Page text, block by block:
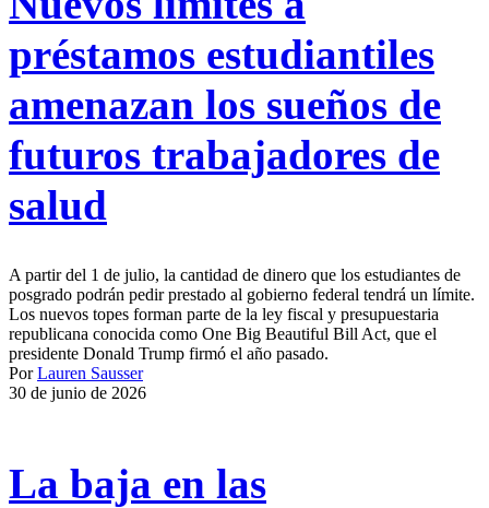
préstamos estudiantiles
amenazan los sueños de
futuros trabajadores de
salud
A partir del 1 de julio, la cantidad de dinero que los estudiantes de
posgrado podrán pedir prestado al gobierno federal tendrá un límite.
Los nuevos topes forman parte de la ley fiscal y presupuestaria
republicana conocida como One Big Beautiful Bill Act, que el
presidente Donald Trump firmó el año pasado.
PorLauren Sausser
30 de junio de 2026
La baja en las